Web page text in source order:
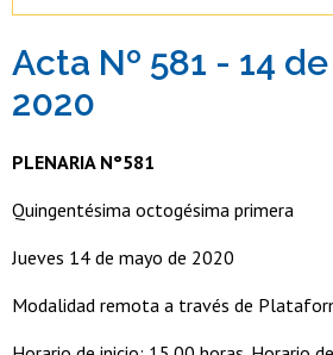
Estudiantes
Académicas/os
Acta Nº 581 - 14
2020
PLENARIA N°581
Quingentésima octogésima primera
Jueves 14 de mayo de 2020
Modalidad remota a través de